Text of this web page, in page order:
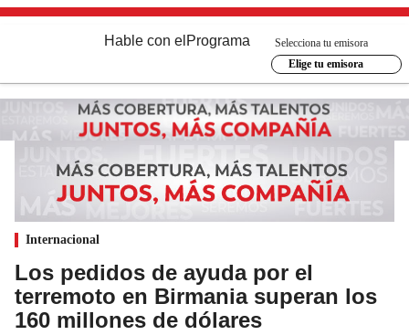
Hable con el Programa
Selecciona tu emisora
Elige tu emisora
Internacional
Los pedidos de ayuda por el
terremoto en Birmania superan los
160 millones de dólares